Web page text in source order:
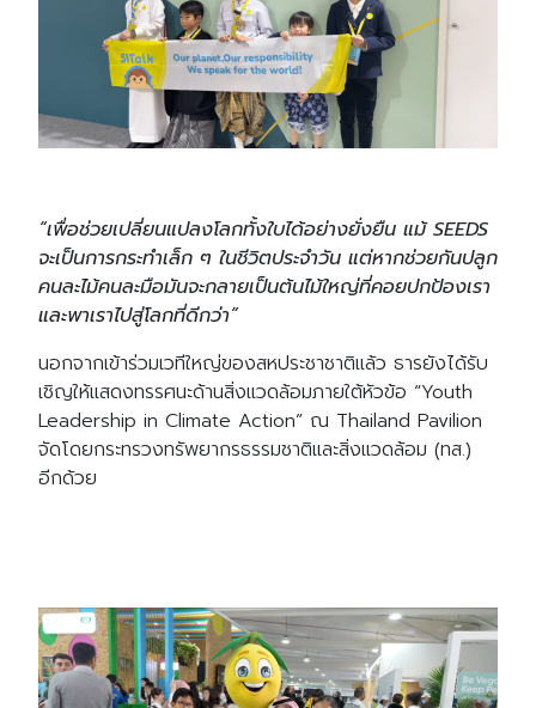
“เพื่อช่วยเปลี่ยนแปลงโลกทั้งใบได้อย่างยั่งยืน แม้ SEEDS
จะเป็นการกระทำเล็ก ๆ ในชีวิตประจำวัน แต่หากช่วยกันปลูก
คนละไม้คนละมือมันจะกลายเป็นต้นไม้ใหญ่ที่คอยปกป้องเรา
และพาเราไปสู่โลกที่ดีกว่า”
นอกจากเข้าร่วมเวทีใหญ่ของสหประชาชาติแล้ว ธารยังได้รับ
เชิญให้แสดงทรรศนะด้านสิ่งแวดล้อมภายใต้หัวข้อ “Youth
Leadership in Climate Action” ณ Thailand Pavilion
จัดโดยกระทรวงทรัพยากรธรรมชาติและสิ่งแวดล้อม (ทส.)
อีกด้วย